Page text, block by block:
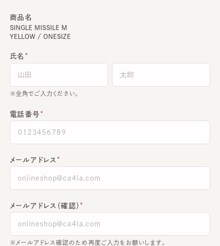
商品名
SINGLE MISSILE M
YELLOW / ONESIZE
氏名
全角でご入力ください。
電話番号
メールアドレス
メールアドレス（確認）
※メールアドレス確認のため再度ご入力をお願いします。